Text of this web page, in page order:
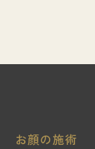
お顔の施術